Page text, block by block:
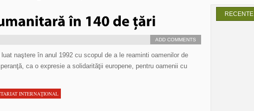
ADD COMMENTS
naştere în anul 1992 cu scopul de a le reaminti oamenilor de
ca o expresie a solidarităţii europene, pentru oamenii cu
INTERNAŢIONAL
RECENTE